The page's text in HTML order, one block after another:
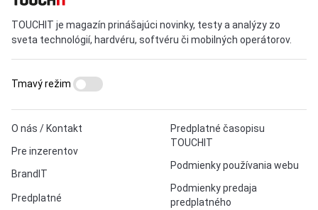
TOUCHIT je magazín prinášajúci novinky, testy a analýzy zo
sveta technológií, hardvéru, softvéru či mobilných operátorov.
O nás / Kontakt
Pre inzerentov
BrandIT
Predplatné
Predplatné časopisu
TOUCHIT
Podmienky používania webu
Podmienky predaja
predplatného
Tmavý režim